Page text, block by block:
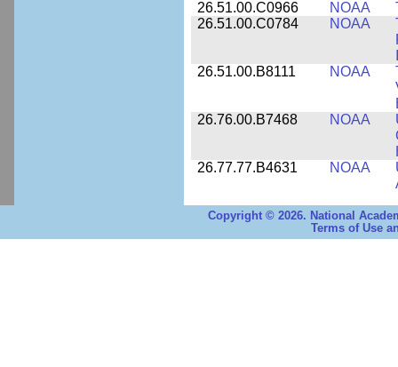
26.51.00.C0966 NOAA
26.51.00.C0784
NOAA
26.51.00.B8111
NOAA
26.76.00.B7468
NOAA
26.77.77.B4631
NOAA
Copyright © 2026. National
Terms of Use